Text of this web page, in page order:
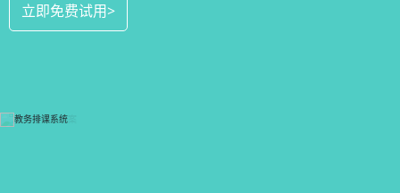
立即免费试用>
立即免费试用>
立即免费试用>